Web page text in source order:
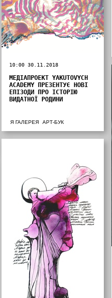
10:00 30.11.2018
МЕДІАПРОЕКТ YAKUTOVYCH
ACADEMY ПРЕЗЕНТУЄ НОВІ
ЕПІЗОДИ ПРО ІСТОРІЮ
ВИДАТНОЇ РОДИНИ
Я ГАЛЕРЕЯ АРТ-БУК